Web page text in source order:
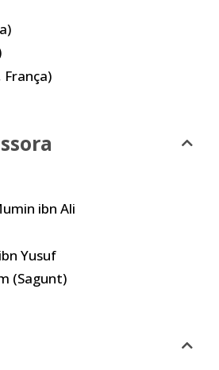
ibn Ali
Yusuf
(Sagunt)